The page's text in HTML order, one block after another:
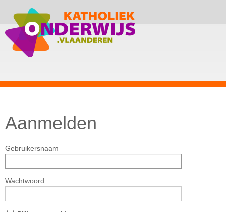
Aanmelden
Gebruikersnaam
Wachtwoord